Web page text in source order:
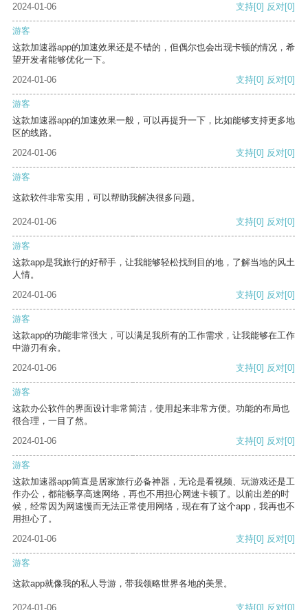
2024-01-06 支持[0] 反对[0]
游客
这款加速器app的加速效果还是不错的，但偶尔也会出现卡顿的情况，希
望开发者能够优化一下。
2024-01-06
支持[0] 反对[0]
游客
这款加速器app的加速效果一般，可以再提升一下，比如能够支持更多地
区的线路。
2024-01-06
支持[0] 反对[0]
游客
这款软件非常实用，可以帮助我解决很多问题。
2024-01-06 支持[0] 反对[0]
游客
这款app是我旅行的好帮手，让我能够轻松找到目的地，了解当地的风土
人情。
2024-01-06
支持[0] 反对[0]
游客
这款app的功能非常强大，可以满足我所有的工作需求，让我能够在工作
中游刃有余。
2024-01-06
支持[0] 反对[0]
游客
这款办公软件的界面设计非常简洁，使用起来非常方便。功能的布局也
很合理，一目了然。
2024-01-06
支持[0] 反对[0]
游客
这款加速器app简直是居家旅行必备神器，无论是看视频、玩游戏还是工
作办公，都能畅享高速网络，再也不用担心网速卡顿了。以前出差的时
候，经常因为网速慢而无法正常使用网络，现在有了这个app，我再也不
用担心了。
2024-01-06
支持[0] 反对[0]
游客
这款app就像我的私人导游，带我领略世界各地的美景。
2024-01-06 支持[0] 反对[0]